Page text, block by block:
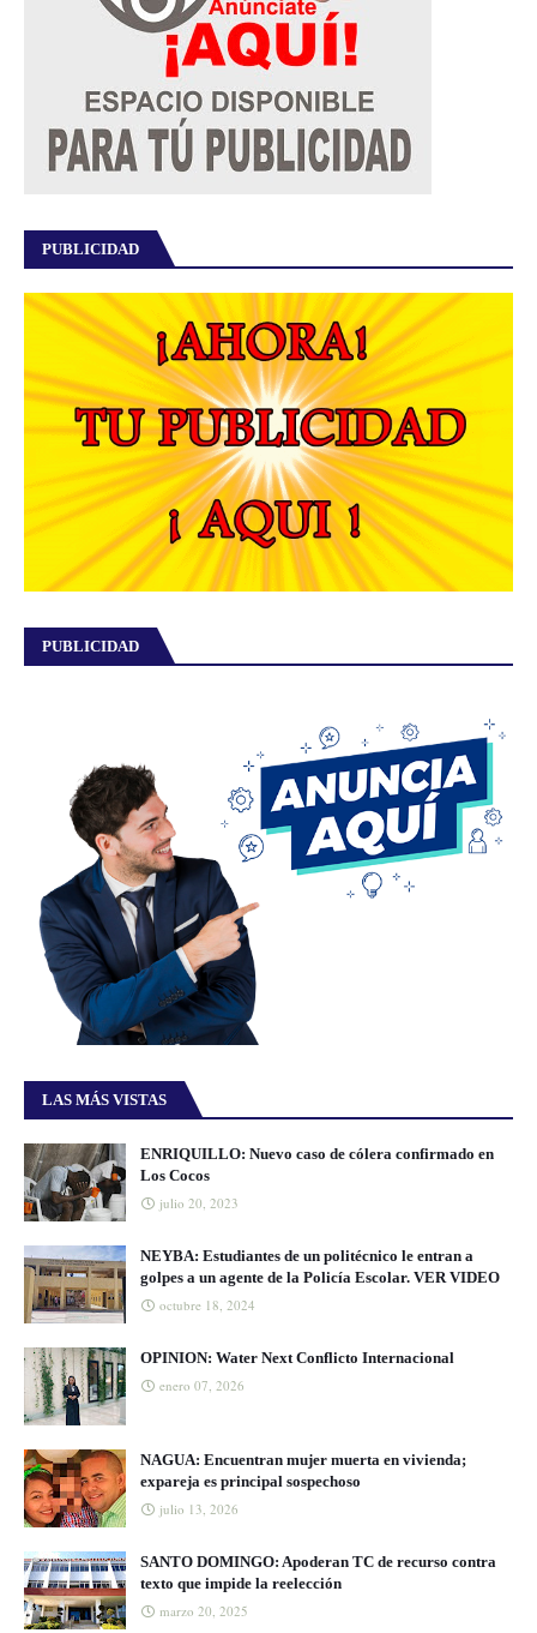
PUBLICIDAD
PUBLICIDAD
LAS MÁS VISTAS
ENRIQUILLO: Nuevo caso de cólera confirmado en
Los Cocos
julio 20, 2023
NEYBA: Estudiantes de un politécnico le entran a
golpes a un agente de la Policía Escolar. VER VIDEO
octubre 18, 2024
OPINION: Water Next Conflicto Internacional
enero 07, 2026
NAGUA: Encuentran mujer muerta en vivienda;
expareja es principal sospechoso
julio 13, 2026
SANTO DOMINGO: Apoderan TC de recurso contra
texto que impide la reelección
marzo 20, 2025